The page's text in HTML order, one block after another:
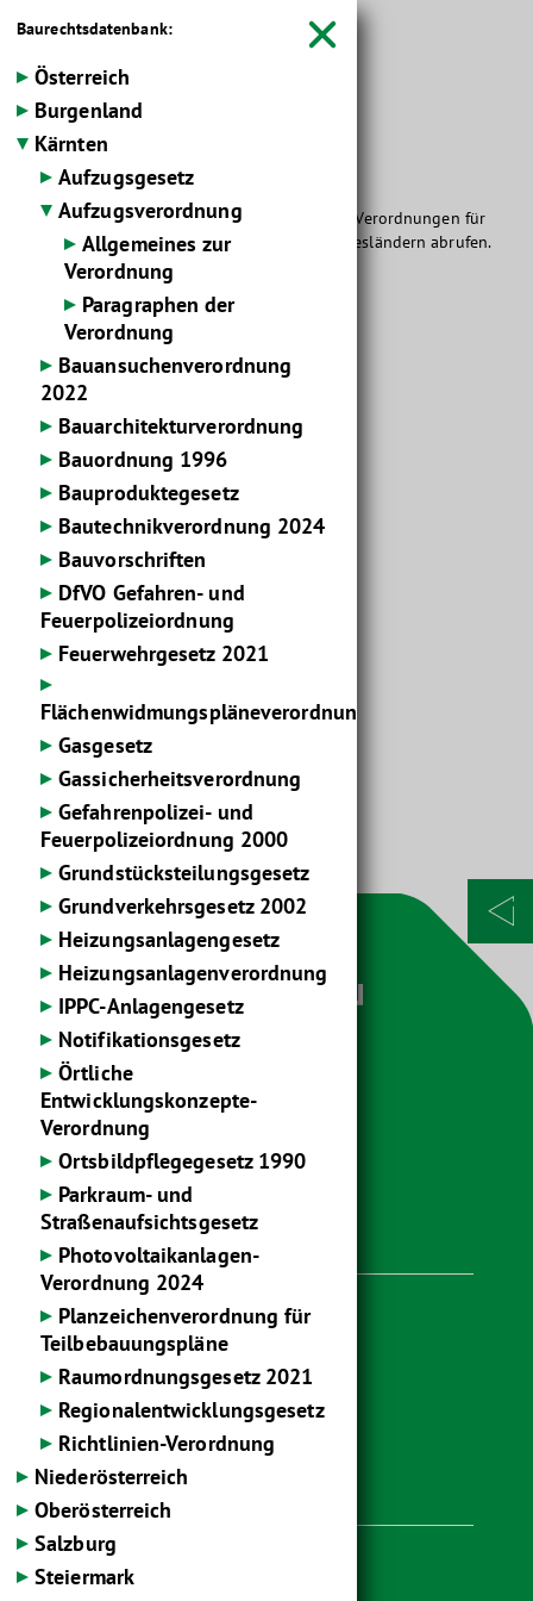

Startseite  Wissen
Baurechts­daten­bank
Hier können Sie die wichtigsten Gesetze und Verordnungen für
das Bauwesen in Österreich und seinen Bundesländern abrufen.
Baurechtsdatenbank:
Österreich
Burgenland
Kärnten
Aufzugsgesetz
Aufzugsverordnung
Allgemeines zur
Verordnung
Paragraphen der
Verordnung
Bauansuchenverordnung
2022
Bauarchitekturverordnung
Bauordnung 1996
Bauproduktegesetz
Bautechnikverordnung 2024
Bauvorschriften
DfVO Gefahren- und
Feuerpolizeiordnung
Feuerwehrgesetz 2021
Flächenwidmungspläneverordnung
Gasgesetz
Gassicherheitsverordnung
Gefahrenpolizei- und
Feuerpolizeiordnung 2000
Grundstücksteilungs­gesetz
Grundverkehrsgesetz 2002
Heizungsanlagengesetz
Heizungsanlagenverordnung
IPPC-Anlagengesetz
Notifikationsgesetz
Örtliche
Entwicklungskonzepte-
Verordnung
Ortsbildpflegegesetz 1990
Parkraum- und
Straßenaufsichts­gesetz
Photovoltaikanlagen-
Verordnung 2024
Planzeichen­verordnung für
Teilbebauungspläne
Raumordnungsgesetz 2021
Regionalentwicklungsgesetz
Richtlinien-Verordnung
Niederösterreich
Oberösterreich
Salzburg
Steiermark
Detailinformation Gesetzestext / Verordnung
Gesetz/VO:
Aufzugsverordnung
Gesetzblatt:
LGBl. Nr. 76/2012
letzte Fassung:
[derzeit nur Stammfassung]
Abkürzung:
K-AV
Typ:
Inkrafttreten:
02.08.2012
Weitere Seiten
Karriere
Pressecenter
Downloads
Unsere Sorgfaltspflichten
Produktübersicht
www.hagebau.at